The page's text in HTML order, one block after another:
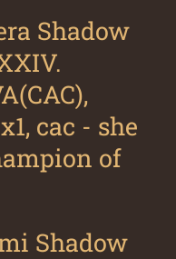
Shadow
cac - she
of
Shadow